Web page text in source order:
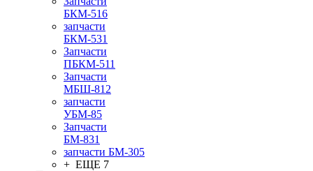
БКМ-516
запчасти
БКМ-531
Запчасти
ПБКМ-511
Запчасти
МБШ-812
запчасти
УБМ-85
Запчасти
БМ-831
запчасти БМ-305
+ ЕЩЕ 7